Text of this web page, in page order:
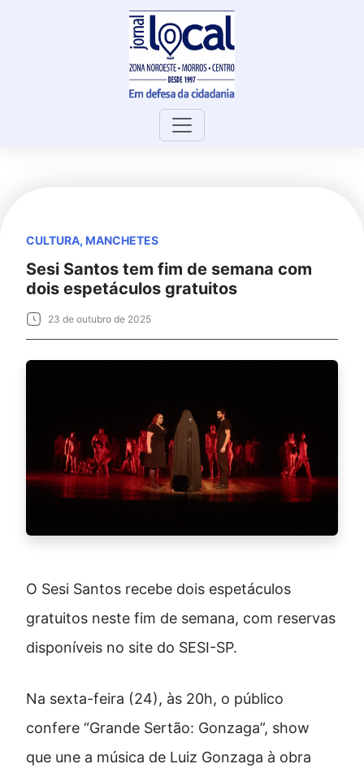
CULTURA, MANCHETES
Sesi Santos tem fim de semana com
dois espetáculos gratuitos
23 de outubro de 2025
O Sesi Santos recebe dois espetáculos
gratuitos neste fim de semana, com reservas
disponíveis no site do SESI-SP.
Na sexta-feira (24), às 20h, o público
confere “Grande Sertão: Gonzaga”, show
que une a música de Luiz Gonzaga à obra